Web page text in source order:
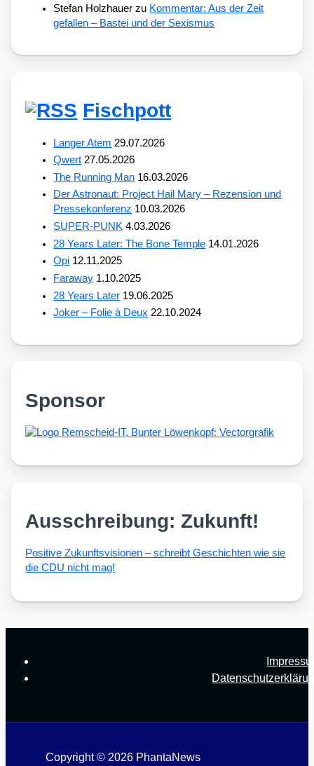
Stefan Holzhauer zu Kommentar: Aus der Zeit
gefallen – Bastei und der Sexismus
Fischpott
Langer Atem 29.07.2026
Qwert 27.05.2026
The Running Man 16.03.2026
Der Astronaut: Project Hail Mary – Rezension und
Pressekonferenz 10.03.2026
SUPER-PUNK 4.03.2026
28 Years Later: The Bone Temple 14.01.2026
Opi 12.11.2025
Faraway 1.10.2025
28 Years Later 19.06.2025
Joker – Folie à Deux 22.10.2024
Sponsor
Ausschreibung: Zukunft!
Posi­ti­ve Zukunfts­vi­sio­nen – schreibt Geschich­ten wie sie
die CDU nicht mag!
Copyright © 2026 PhantaNews